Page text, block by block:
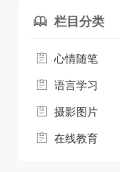
 栏目分类
 心情随笔
 语言学习
 摄影图片
 在线教育